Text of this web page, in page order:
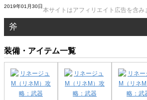
2019年01月30日
本サイトはアフィリエイト広告を含み
斧
装備・アイテム一覧